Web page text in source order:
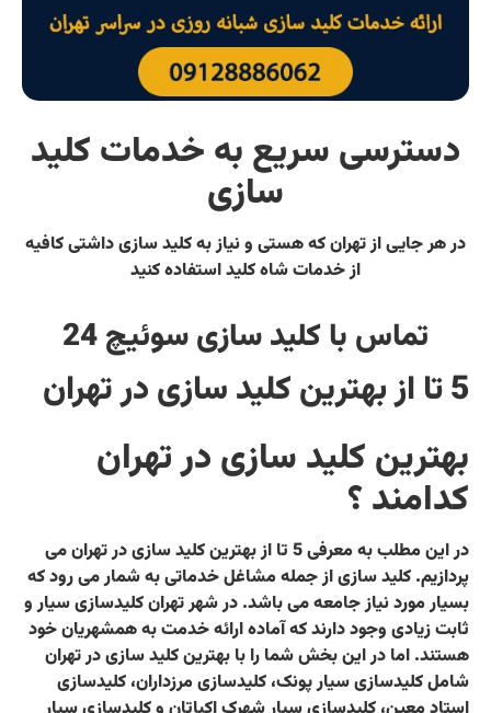
دسترسی سریع به خدمات کلید
سازی
در هر جایی از تهران که هستی و نیاز به کلید سازی داشتی کافیه
از خدمات شاه کلید استفاده کنید
تماس با کلید سازی سوئیچ 24
5 تا از بهترین کلید سازی در تهران
بهترین کلید سازی در تهران
کدامند ؟
در این مطلب به معرفی 5 تا از بهترین کلید سازی در تهران می
پردازیم. کلید سازی از جمله مشاغل خدماتی به شمار می رود که
بسیار مورد نیاز جامعه می باشد. در شهر تهران کلیدسازی سیار و
ثابت زیادی وجود دارند که آماده ارائه خدمت به همشهریان خود
هستند. اما در این بخش شما را با بهترین کلید سازی در تهران
شامل کلیدسازی سیار پونک، کلیدسازی مرزداران، کلیدسازی